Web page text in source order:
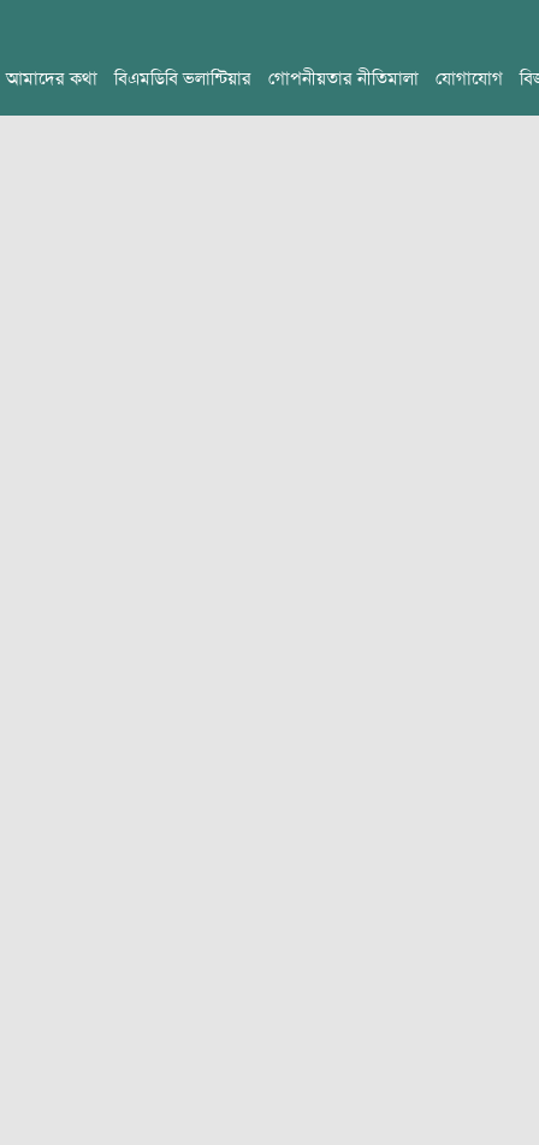
আমাদের কথা বিএমডিবি ভলান্টিয়ার গোপনীয়তার নীতিমালা যোগাযোগ